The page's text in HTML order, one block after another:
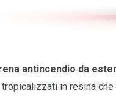
antincendio da
in resina